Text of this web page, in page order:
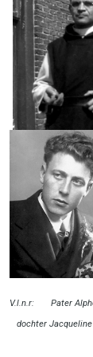
V.l.n.r:
dochter Jacqueline